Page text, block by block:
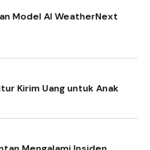
Model AI WeatherNext
Kirim Uang untuk Anak